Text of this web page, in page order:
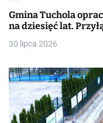
Gmina Tuchola
na dziesięć lat.
30 lipca 2026